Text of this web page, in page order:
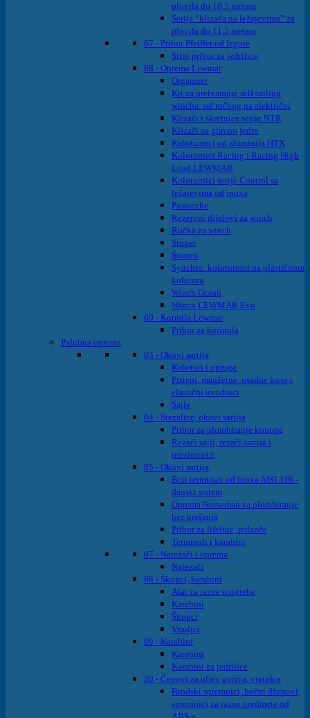
plovila do 10,5 metara
Serija “klizača na ležajevima” za
plovila do 11,5 metara
67 - Pribor Pfeiffer od legure
Stini pribor za jedrilice
68 - Oprema Lewmar
Organiser
Kit za pretvaranje self-tailing
wincha: od ručnog na električni
Klizači i skretnice serije NTR
Klizači za glavno jedro
Koloturnici od aluminija HTX
Koloturnici Racing i Racing High
Load LEWMAR
Koloturnici serije Control sa
ležajevima od inoxa
Pastecche
Rezervni dijelovi za winch
Ručka za winch
Stoper
Štoperi
Synchro: koloturnici na plastičnom
koloturu
Winch Ocean
Winch LEWMAR Evo
69 - Kormila Lewmar
Pribor za korimila
Palubna oprema
03 - Okovi sartija
Koloturi i opruge
Prsteni, manžetne, usadne kape i
elastični uvodnici
Sajle
04 - Stezalice, okovi sartija
Pribor za plombiranje konopa
Rezači sajli, rezači sartija i
tenziometri
05 - Okovi sartija
Brzi terminali od inoxa AISI 316 -
danski sistem
Oprema Norseman za plombiranje
bez prešanja
Pribor za lifeline, redanče
Terminali i karabini
07 - Natezači i oprema
Natezači
08 - Škopci, karabini
Alat za razne upotrebe
Karabini
Škopci
Vrtuljci
09 - Karabini
Karabini
Karabini za jedrilice
20 - Čepovi za uljev goriva, vratašca
Brodski spremnici, bočni džepovi,
spremnici za razne predmete od